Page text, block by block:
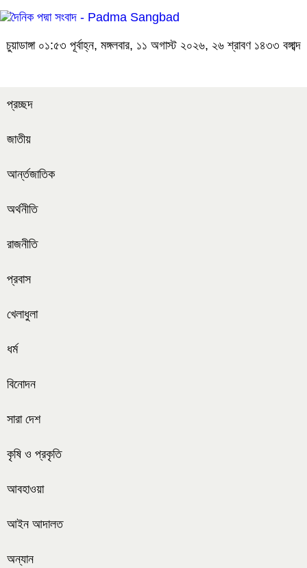
চুয়াডাঙ্গা ০১:৫৩ পূর্বাহ্ন, মঙ্গলবার, ১১ অগাস্ট ২০২৬, ২৬ শ্রাবণ ১৪৩৩ বঙ্গাব্দ
প্রচ্ছদ
জাতীয়
আর্ন্তজাতিক
অর্থনীতি
রাজনীতি
প্রবাস
খেলাধুলা
ধর্ম
বিনোদন
সারা দেশ
কৃষি ও প্রকৃতি
আবহাওয়া
আইন আদালত
অন্যান